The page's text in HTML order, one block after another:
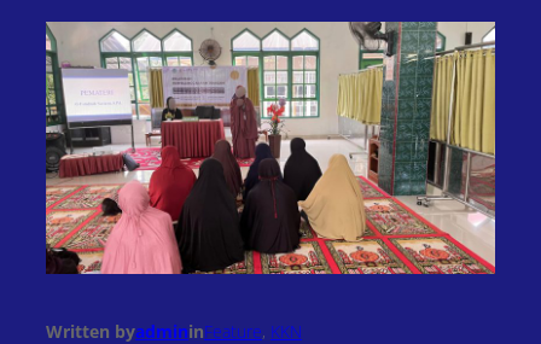
Written byadmininFeature, KKN